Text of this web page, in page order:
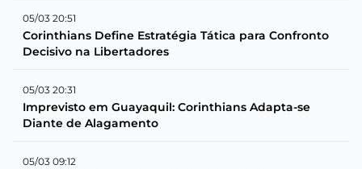
05/03 20:51
Corinthians Define Estratégia Tática para Confronto
Decisivo na Libertadores
05/03 20:31
Imprevisto em Guayaquil: Corinthians Adapta-se
Diante de Alagamento
05/03 09:12